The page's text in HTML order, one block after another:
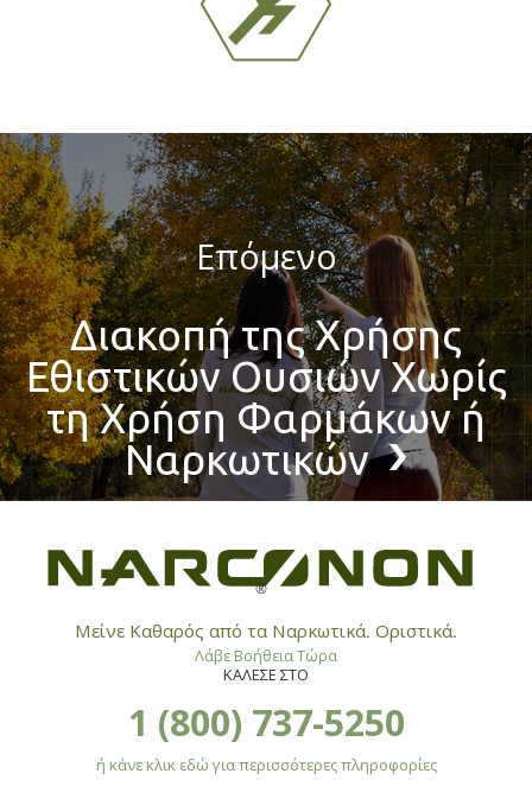
Επόμενο
Διακοπή της Χρήσης
Εθιστικών Ουσιών Χωρίς
τη Χρήση Φαρμάκων ή
Ναρκωτικών
®
Μείνε Καθαρός από τα Ναρκωτικά. Οριστικά.
Λάβε Βοήθεια Τώρα
ΚΑΛΕΣΕ ΣΤΟ
1 (800) 737-5250
ή κάνε κλικ εδώ για περισσότερες πληροφορίες